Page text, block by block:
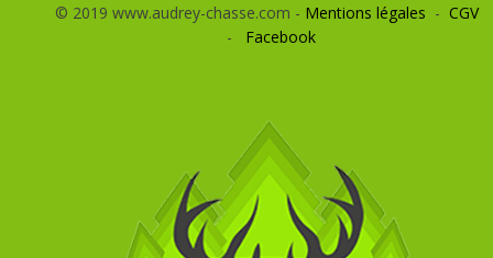
© 2019 www.audrey-chasse.com - Mentions légales - CGV
- Facebook